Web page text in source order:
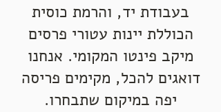
בעבודת יד, והרמת כוסית
הכוללת יינות עטורי פרסים
מיקב פינטו המקומי. אנחנו
דואגים להכל, מקימים פריסה
יפה במיקום שתבחרו.